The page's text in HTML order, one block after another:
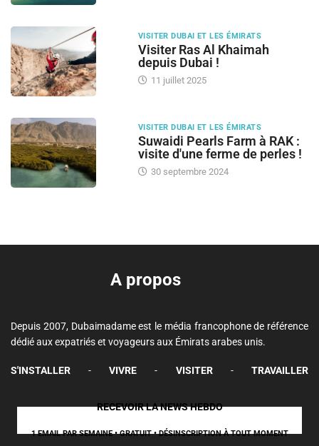
VISITER DUBAI ET LES ÉMIRATS
Visiter Ras Al Khaimah
depuis Dubai !
11 juillet 2025
VISITER DUBAI ET LES ÉMIRATS
Suwaidi Pearls Farm à RAK :
visite d'une ferme de perles !
30 septembre 2024
A propos
Depuis 2007, Dubaimadame est le média francophone de référence
dédié aux expatriés et voyageurs aux Émirats arabes unis.
S'INSTALLER - VIVRE - VISITER - TRAVAILLER
RECEVOIR LA NEWS HEBDO
1 EMAIL PAR SEMAINE • GRATUIT • DÉSINSCRIPTION À TOUT MOMENT